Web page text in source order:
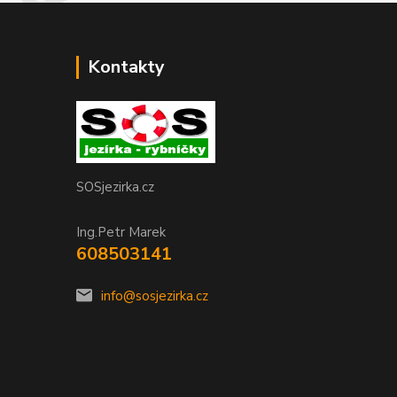
Kontakty
SOSjezirka.cz
Ing.Petr Marek
608503141
info@sosjezirka.cz